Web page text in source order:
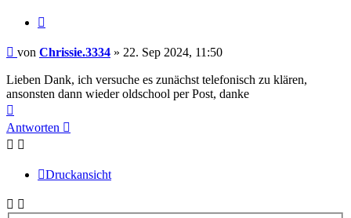
Beitrag
von Chrissie.3334 » 22. Sep 2024, 11:50
Lieben Dank, ich versuche es zunächst telefonisch zu klären,
ansonsten dann wieder oldschool per Post, danke
oben
Antworten
Druckansicht